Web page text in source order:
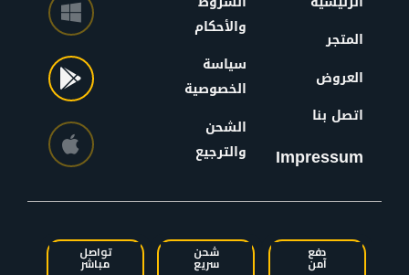
المتجر
العروض
اتصل بنا
Impressum
والأحكام
سياسة
الخصوصية
الشحن
والترجيع
دفع
آمن
شحن
سريع
تواصل
مباشر